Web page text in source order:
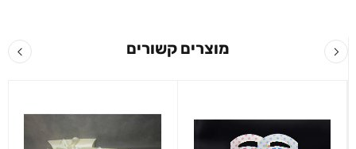
מוצרים קשורים